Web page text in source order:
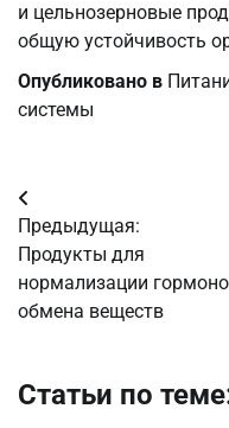
и цельнозерновые
общую устойчивость
Опубликовано в
системы
Навигация
по
записям
Предыдущая:
Продукты для
нормализации
обмена веществ
Статьи по